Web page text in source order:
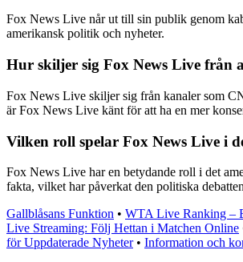
Fox News Live når ut till sin publik genom
amerikansk politik och nyheter.
Hur skiljer sig Fox News Live från
Fox News Live skiljer sig från kanaler som
är Fox News Live känt för att ha en mer
Vilken roll spelar Fox News Live i
Fox News Live har en betydande roll i det
fakta, vilket har påverkat den politiska
Gallblåsans Funktion • WTA Live Ranking –
Live Streaming: Följ Hettan i Matchen Online
för Uppdaterade Nyheter• Information och